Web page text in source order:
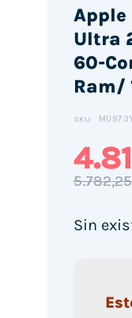
Apple
Ultra
60-
Ram/
SKU:
Sin